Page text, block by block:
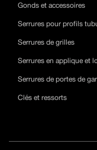
Gonds et accessoires
Serrures pour profils
Serrures de grilles
Serrures en applique et
Serrures de portes de
Clés et ressorts